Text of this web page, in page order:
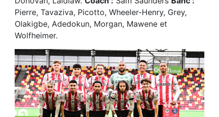
Pierre, Tavaziva, Picotto, Wheeler-Henry, Grey,
Olakigbe, Adedokun, Morgan, Mawene et
Wolfheimer.